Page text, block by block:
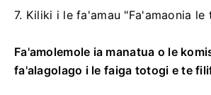
7. Kiliki i le fa'amau "Fa'amaonia le
Fa'amolemole ia manatua o le
fa'alagolago i le faiga totogi e te